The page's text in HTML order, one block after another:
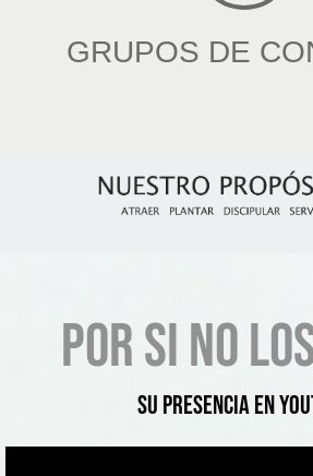
GRUPOS DE
Por si no
Su Presencia en